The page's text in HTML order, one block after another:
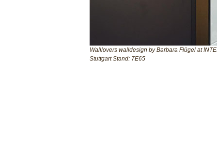
Walllovers walldesign byBarbara Flügel at
Stuttgart Stand: 7E65